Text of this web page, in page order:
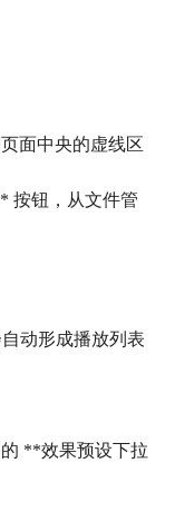
面中央的虚线区
按钮，从文件管
动形成播放列表
**效果预设下拉